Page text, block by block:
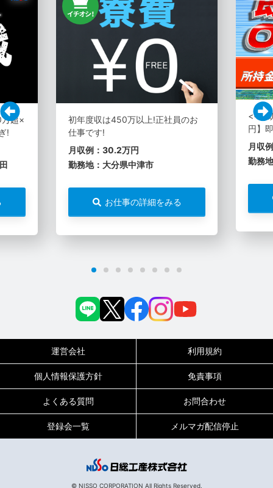
0120-717-450
平日9:00～19:00（土日祝は18:00まで）
超×
!
初年度収は450万以上!正社員のお
仕事です!
月収例：30.2万円
勤務地：大分県中津市
お仕事の詳細をみる
<<超
円】
月収
勤務
運営会社 利用規約
個人情報保護方針 免責事項
よくある質問 お問合わせ
登録会一覧 メルマガ配信停止
© NISSO CORPORATION All Rights Reserved.